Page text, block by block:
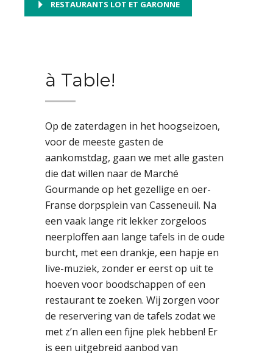
RESTAURANTS LOT ET GARONNE
à Table!
Op de zaterdagen in het hoogseizoen,
voor de meeste gasten de
aankomstdag, gaan we met alle gasten
die dat willen naar de Marché
Gourmande op het gezellige en oer-
Franse dorpsplein van Casseneuil. Na
een vaak lange rit lekker zorgeloos
neerploffen aan lange tafels in de oude
burcht, met een drankje, een hapje en
live-muziek, zonder er eerst op uit te
hoeven voor boodschappen of een
restaurant te zoeken. Wij zorgen voor
de reservering van de tafels zodat we
met z’n allen een fijne plek hebben! Er
is een uitgebreid aanbod van